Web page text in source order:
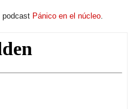
podcast Pánico en el núcleo.